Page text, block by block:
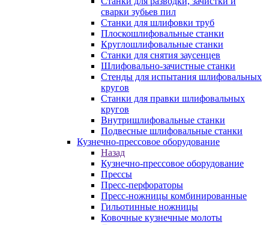
сварки зубьев пил
Станки для шлифовки труб
Плоскошлифовальные станки
Круглошлифовальные станки
Станки для снятия заусенцев
Шлифовально-зачистные станки
Стенды для испытания шлифовальных
кругов
Станки для правки шлифовальных
кругов
Внутришлифовальные станки
Подвесные шлифовальные станки
Кузнечно-прессовое оборудование
Назад
Кузнечно-прессовое оборудование
Прессы
Пресс-перфораторы
Пресс-ножницы комбинированные
Гильотинные ножницы
Ковочные кузнечные молоты